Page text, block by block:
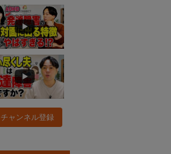
チャンネル登録